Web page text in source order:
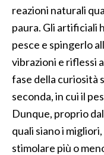
reazioni naturali
paura. Gli artificiali
pesce e spingerlo
vibrazioni e riflessi
fase della curiosità
seconda, in cui il
Dunque, proprio
quali siano i
stimolare più o